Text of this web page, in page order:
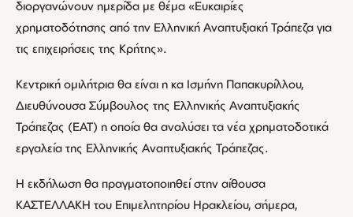
διοργανώνουν ημερίδα με θέμα «Ευκαιρίες
χρηματοδότησης από την Ελληνική Αναπτυξιακή Τράπεζα για
τις επιχειρήσεις της Κρήτης».
Κεντρική ομιλήτρια θα είναι η κα Ισμήνη Παπακυρίλλου,
Διευθύνουσα Σύμβουλος της Ελληνικής Αναπτυξιακής
Τράπεζας (ΕΑΤ) η οποία θα αναλύσει τα νέα χρηματοδοτικά
εργαλεία της Ελληνικής Αναπτυξιακής Τράπεζας.
Η εκδήλωση θα πραγματοποιηθεί στην αίθουσα
ΚΑΣΤΕΛΛΑΚΗ του Επιμελητηρίου Ηρακλείου, σήμερα,